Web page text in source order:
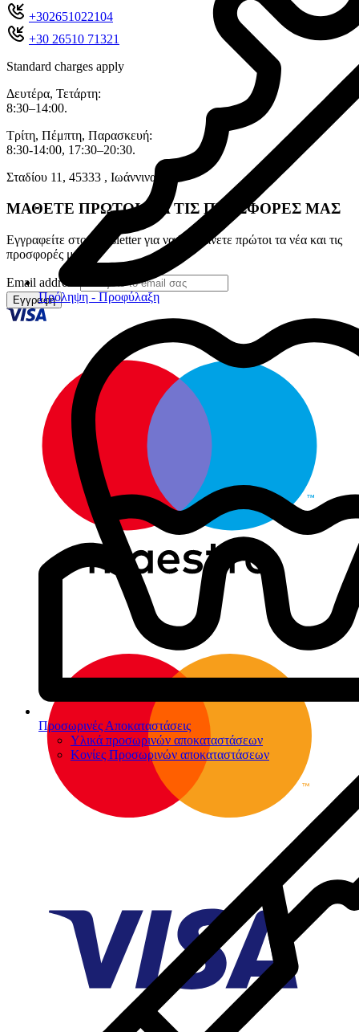
Πρόληψη - Προφύλαξη
Προσωρινές Αποκαταστάσεις
Υλικά προσωρινών αποκαταστάσεων
Κονίες Προσωρινών αποκαταστάσεων
+302651022104
+30 26510 71321
Standard charges apply
Δευτέρα, Τετάρτη:
8:30–14:00.
Τρίτη, Πέμπτη, Παρασκευή:
8:30-14:00, 17:30–20:30.
Σταδίου 11, 45333 , Ιωάννινα.
ΜΑΘΕΤΕ ΠΡΩΤΟΙ ΓΙΑ ΤΙΣ ΠΡΟΣΦΟΡΕΣ ΜΑΣ
Εγγραφείτε στο newsletter για να λαμβάνετε πρώτοι τα νέα και τις
προσφορές μας
Email address
Εγγραφή